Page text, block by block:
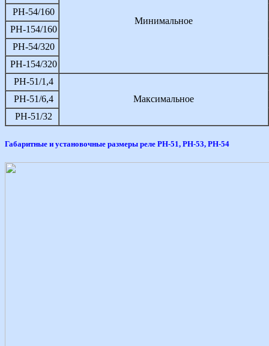
Минимальное
РН-54/160
РН-154/160
РН-54/320
РН-154/320
РН-51/1,4
Максимальное
РН-51/6,4
РН-51/32
Габаритные и установочные размеры реле РН-51, РН-53, РН-54